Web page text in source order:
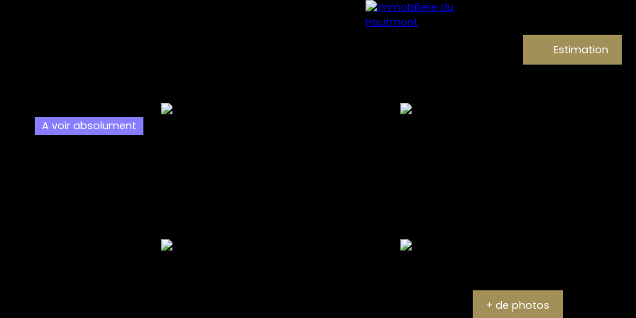
Estimation
A voir absolument
+ de photos